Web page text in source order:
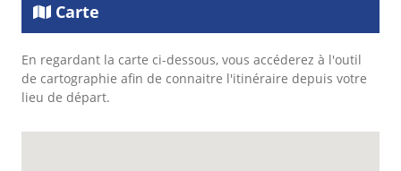
Carte
En regardant la carte ci-dessous, vous accéderez à l'outil
de cartographie afin de connaitre l'itinéraire depuis votre
lieu de départ.